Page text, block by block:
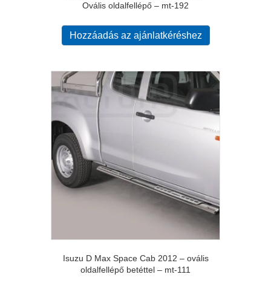
Ovális oldalfellépő – mt-192
Hozzáadás az ajánlatkéréshez
Isuzu D Max Space Cab 2012 – ovális
oldalfellépő betéttel – mt-111